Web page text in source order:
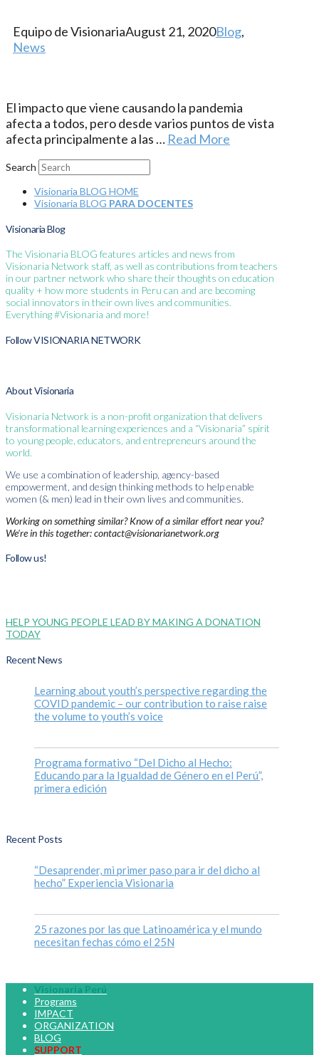
Equipo de VisionariaAugust 21, 2020Blog,
News
El impacto que viene causando la pandemia
afecta a todos, pero desde varios puntos de vista
afecta principalmente a las … Read More
Search
Visionaria BLOG HOME
Visionaria BLOG PARA DOCENTES
Visionaria Blog
The Visionaria BLOG features articles and news from
Visionaria Network staff, as well as contributions from teachers
in our partner network who share their thoughts on education
quality + how more students in Peru can and are becoming
social innovators in their own lives and communities.
Everything #Visionaria and more!
Follow VISIONARIA NETWORK
About Visionaria
Visionaria Network is a non-profit organization that delivers
transformational learning experiences and a “Visionaria” spirit
to young people, educators, and entrepreneurs around the
world.
We use a combination of leadership, agency-based
empowerment, and design thinking methods to help enable
women (& men) lead in their own lives and communities.
Working on something similar? Know of a similar effort near you?
We're in this together: contact@visionarianetwork.org
Follow us!
HELP YOUNG PEOPLE LEAD BY MAKING A DONATION
TODAY
Recent News
Learning about youth’s perspective regarding the
COVID pandemic – our contribution to raise raise
the volume to youth’s voice
Programa formativo “Del Dicho al Hecho:
Educando para la Igualdad de Género en el Perú”,
primera edición
Recent Posts
“Desaprender, mi primer paso para ir del dicho al
hecho” Experiencia Visionaria
25 razones por las que Latinoamérica y el mundo
necesitan fechas cómo el 25N
Visionaria Perú
Programs
IMPACT
ORGANIZATION
BLOG
SUPPORT